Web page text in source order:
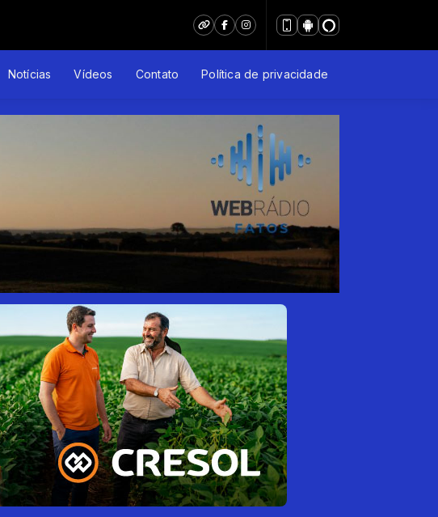
Notícias Vídeos Contato Política de privacidade